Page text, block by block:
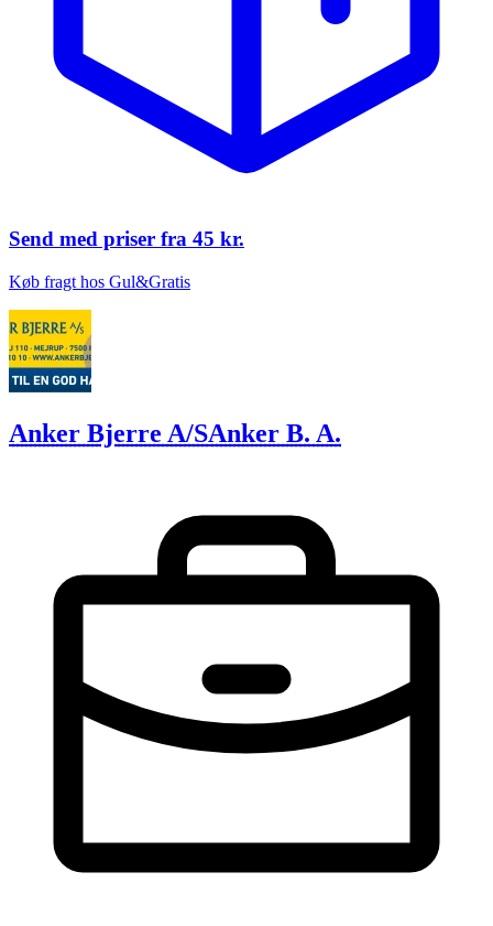
Send med priser fra 45 kr.
Køb fragt hos Gul&Gratis
Anker Bjerre A/SAnker B. A.